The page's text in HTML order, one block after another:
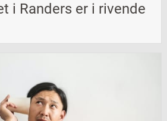
i Randers er i rivende